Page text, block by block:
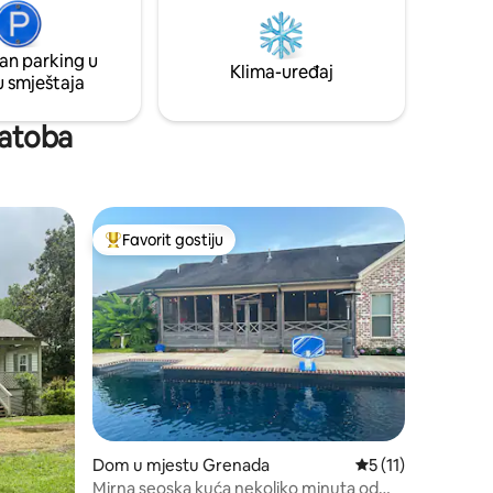
jezera
od35
se nalazi starija pristaništa koja se ne
nalazi na jezeru preko puta brvnare.
parking u
smještaja
Klima-uređaj
Glavni favorit gostiju
Favorit gostiju
Dom u mjestu Grenada Prosječna ocjena:
5 (11)
Mirna seoska kuća nekoliko minuta od